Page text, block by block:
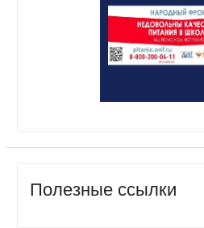
Полезные ссылки